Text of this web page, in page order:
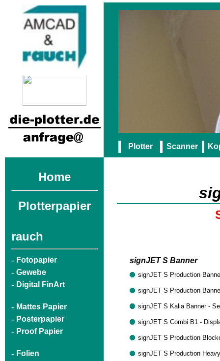
Plotter Scanner
Home
Plotterpapier
rauch
- Fotopapier
- Gewebe
- Digital FinArt
- Mattes Papier
- Posterpapier
- Proof Papier
- Folien
signJET S Banner
signJET S Production
signJET S Production
signJET S Kalia Banner -
signJET S Combi B1 -
signJET S Production
signJET S Production